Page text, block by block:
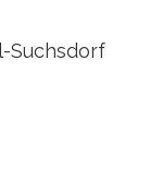
Suchsdorf